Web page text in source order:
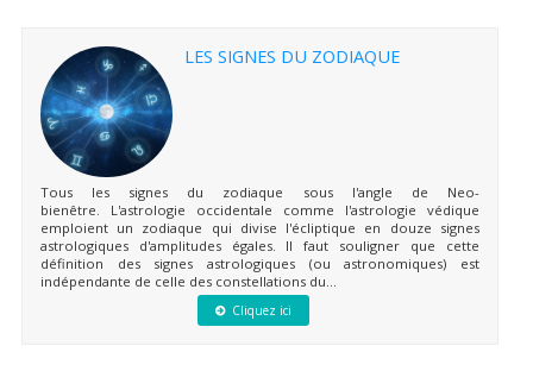
LES SIGNES DU ZODIAQUE
Tous les signes du zodiaque sous l'angle de Neo-
bienêtre. L'astrologie occidentale comme l'astrologie védique
emploient un zodiaque qui divise l'écliptique en douze signes
astrologiques d'amplitudes égales. Il faut souligner que cette
définition des signes astrologiques (ou astronomiques) est
indépendante de celle des constellations du...
Cliquez ici